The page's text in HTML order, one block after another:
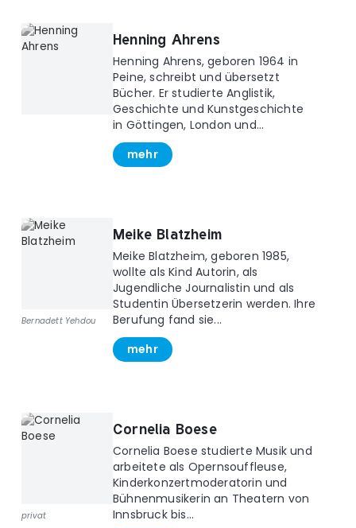
Henning Ahrens
Henning Ahrens, geboren 1964 in
Peine, schreibt und übersetzt
Bücher. Er studierte Anglistik,
Geschichte und Kunstgeschichte
in Göttingen, London und...
mehr
Bernadett Yehdou
Meike Blatzheim
Meike Blatzheim, geboren 1985,
wollte als Kind Autorin, als
Jugendliche Journalistin und als
Studentin Übersetzerin werden. Ihre
Berufung fand sie...
mehr
privat
Cornelia Boese
Cornelia Boese studierte Musik und
arbeitete als Opernsouffleuse,
Kinderkonzertmoderatorin und
Bühnenmusikerin an Theatern von
Innsbruck bis...